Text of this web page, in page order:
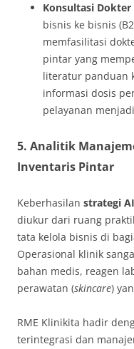
Konsultasi
bisnis ke bisnis
memfasilitasi
pintar yang
literatur panduan
informasi dosis
pelayanan
5. Analitik
Inventaris Pintar
Keberhasilan strategi
diukur dari ruang
tata kelola bisnis di
Operasional klinik
bahan medis, reagen
perawatan (skincare)
RME Klinikita hadir
terintegrasi dan